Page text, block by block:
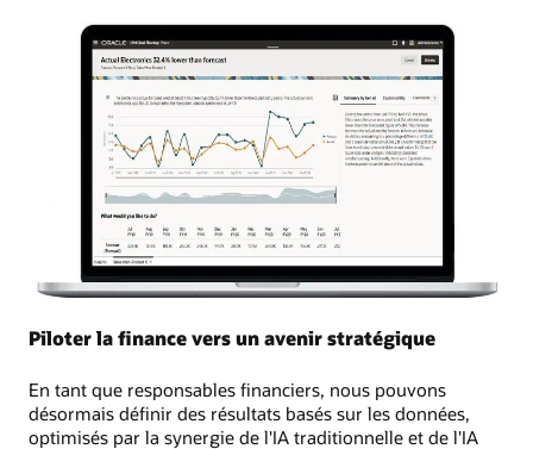
Piloter la finance vers un avenir stratégique
En tant que responsables financiers, nous pouvons
désormais définir des résultats basés sur les données,
optimisés par la synergie de l'IA traditionnelle et de l'IA